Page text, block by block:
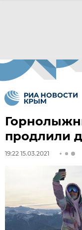
продлили
19:22 15.03.2021